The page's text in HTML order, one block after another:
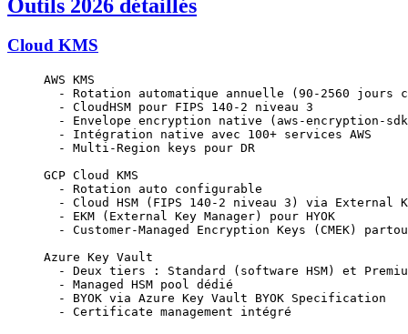
Outils 2026 détaillés
Cloud KMS
AWS KMS
- Rotation automatique annuelle (90-2560 jours
  - CloudHSM pour FIPS 140-2 niveau 3
- Envelope encryption native (aws-encryption-
  - Intégration native avec 100+ services AWS
  - Multi-Region keys pour DR
GCP Cloud KMS
  - Rotation auto configurable
- Cloud HSM (FIPS 140-2 niveau 3) via External
  - EKM (External Key Manager) pour HYOK
- Customer-Managed Encryption Keys (CMEK)
Azure Key Vault
- Deux tiers : Standard (software HSM) et
  - Managed HSM pool dédié
  - BYOK via Azure Key Vault BYOK Specification
  - Certificate management intégré